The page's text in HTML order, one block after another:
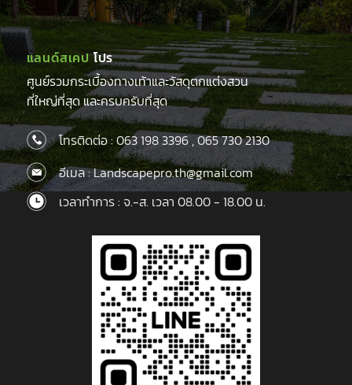
แลนด์สเคปโปร
ศูนย์รวมกระเบื้องทางเท้าและวัสดุตกแต่งสวน
ที่ใหญ่ที่สุด และครบครับที่สุด
โทรติดต่อ :063 198 3396,065 730 2130
อีเมล : Landscapepro.th@gmail.com
เวลาทำการ : จ.-ส. เวลา 08.00 - 18.00 น.